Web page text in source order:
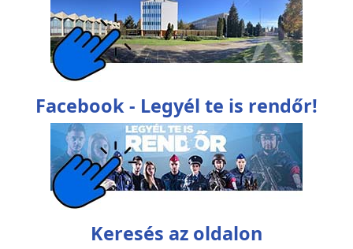
Facebook - Legyél te is rendőr!
Keresés az oldalon